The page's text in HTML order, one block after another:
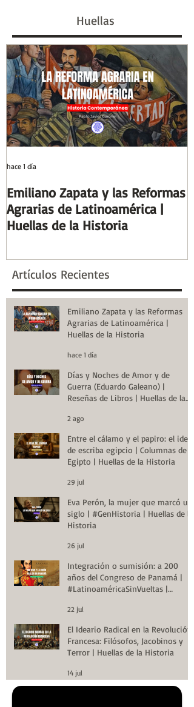
Galeano) | Reseñas de
Libros | Huellas de la
Historia
Huellas
Emiliano Zapata y las Reformas
Agrarias de Latinoamérica |
Huellas de la Historia
hace 1 día
Artículos Recientes
Emiliano Zapata y las Reformas
Agrarias de Latinoamérica |
Huellas de la Historia
hace 1 día
Días y Noches de Amor y de
Guerra (Eduardo Galeano) |
Reseñas de Libros | Huellas de la
2 ago
Entre el cálamo y el papiro: el ideal
de escriba egipcio | Columnas de
Egipto | Huellas de la Historia
29 jul
Eva Perón, la mujer que marcó un
siglo | #GenHistoria | Huellas de la
Historia
26 jul
Integración o sumisión: a 200
años del Congreso de Panamá |
#LatinoaméricaSinVueltas |
22 jul
El Ideario Radical en la Revolución
Francesa: Filósofos, Jacobinos y
Terror | Huellas de la Historia
14 jul